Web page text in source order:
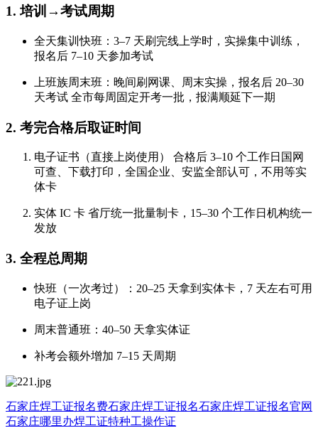
1. 培训→考试周期
全天集训快班：3–7 天刷完线上学时，实操集中训练，
报名后 7–10 天参加考试
上班族周末班：晚间刷网课、周末实操， 报名后 20–30
天考试 全市每周固定开考一批，报满顺延下一期
2. 考完合格后取证时间
电子证书（直接上岗使用）
合格后 3–10 个工作日国网
可查、下载打印，全国企业、安监全部认可，不用等实
体卡
实体 IC 卡 省厅统一批量制卡，15–30 个工作日机构统一
发放
3. 全程总周期
快班（一次考过）：20–25 天拿到实体卡，7 天左右可用
电子证上岗
周末普通班：40–50 天拿实体证
补考会额外增加 7–15 天周期
石家庄焊工证报名费石家庄焊工证报名石家庄焊工证报名官网
石家庄哪里办焊工证特种工操作证